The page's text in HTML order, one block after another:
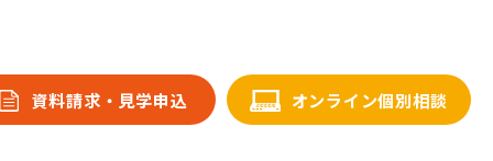
資料請求・⾒学申込 オンライン個別相談